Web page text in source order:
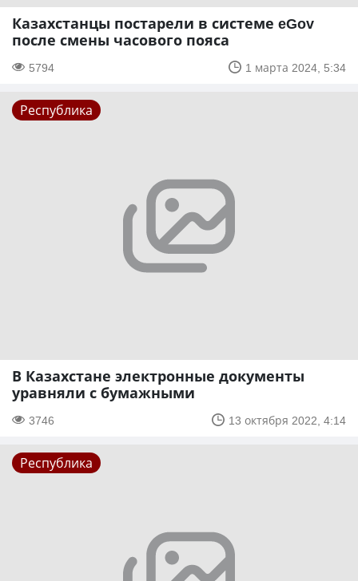
Казахстанцы постарели в системе eGov
после смены часового пояса
5794 1 марта 2024, 5:34
Республика
В Казахстане электронные документы
уравняли с бумажными
3746 13 октября 2022, 4:14
Республика